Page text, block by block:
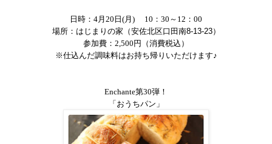
日時： 4 月20 日( 月) 10 ： 30 ～ 12 ： 00
場所：はじまりの家（安佐北区口田南8-13-23）
参加費： 2,500円（消費税込）
※仕込んだ調味料はお持ち帰りいただけます♪
Enchante第30弾！
「おうちパン」